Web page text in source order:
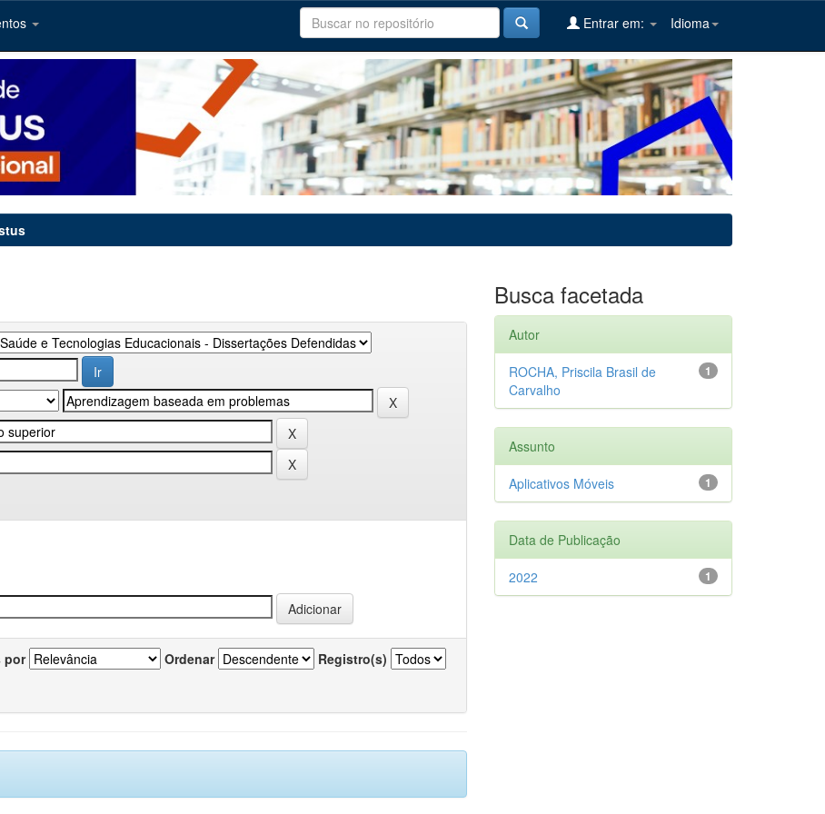
Idioma
Entrar em:
por Ordenar Registro(s)
Busca facetada
Autor
1
ROCHA, Priscila Brasil de
Carvalho
Assunto
1
Aplicativos Móveis
Data de Publicação
1
2022